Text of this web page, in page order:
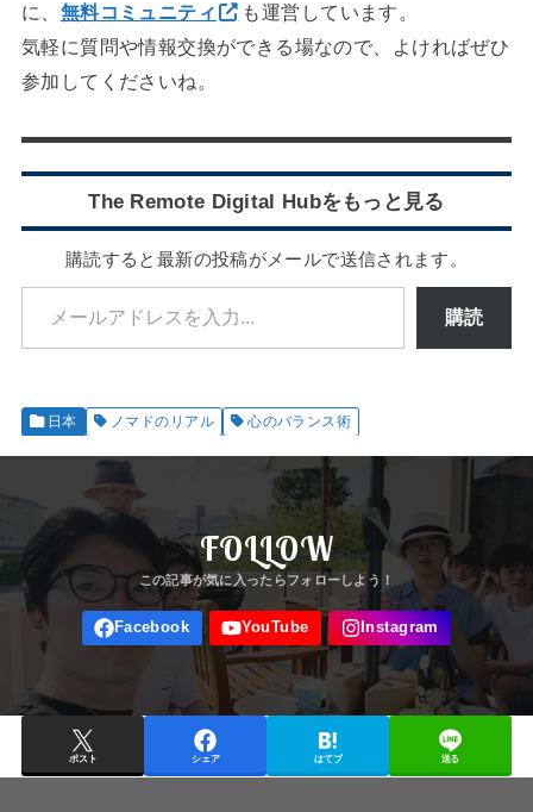
に、 無料コミュニティ
も運営しています。
気軽に質問や情報交換ができる場なので、よければぜひ
参加してくださいね。
The Remote Digital Hubをもっと見る
購読すると最新の投稿がメールで送信されます。
メールアドレスを入力...
購読
日本 ノマドのリアル 心のバランス術
FOLLOW
ポスト シェア はてブ 送る